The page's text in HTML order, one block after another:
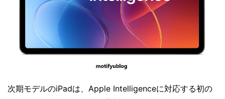
次期モデルのiPadは、Apple Intelligenceに対応する初の